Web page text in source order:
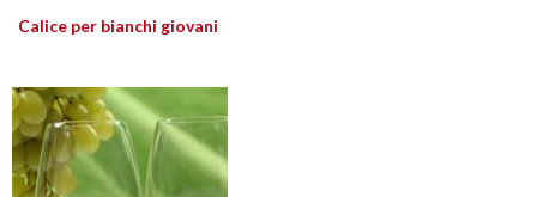
Calice per bianchi giovani